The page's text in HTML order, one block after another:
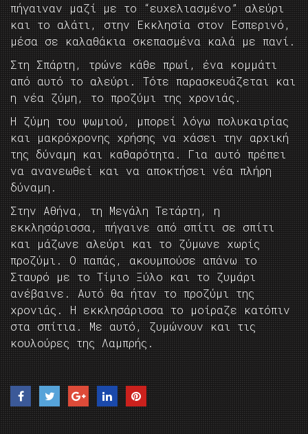
πήγαιναν μαζί με το “ευχελιασμένο” αλεύρι
και το αλάτι, στην Εκκλησία στον Εσπερινό,
μέσα σε καλαθάκια σκεπασμένα καλά με πανί.
Στη Σπάρτη, τρώνε κάθε πρωί, ένα κομμάτι
από αυτό το αλεύρι. Τότε παρασκευάζεται και
η νέα ζύμη, το προζύμι της χρονιάς.
Η ζύμη του ψωμιού, μπορεί λόγω πολυκαιρίας
και μακρόχρονης χρήσης να χάσει την αρχική
της δύναμη και καθαρότητα. Για αυτό πρέπει
να ανανεωθεί και να αποκτήσει νέα πλήρη
δύναμη.
Στην Αθήνα, τη Μεγάλη Τετάρτη, η
εκκλησάρισσα, πήγαινε από σπίτι σε σπίτι
και μάζωνε αλεύρι και το ζύμωνε χωρίς
προζύμι. Ο παπάς, ακουμπούσε απάνω το
Σταυρό με το Τίμιο Ξύλο και το ζυμάρι
ανέβαινε. Αυτό θα ήταν το προζύμι της
χρονιάς. Η εκκλησάρισσα το μοίραζε κατόπιν
στα σπίτια. Με αυτό, ζυμώνουν και τις
κουλούρες της Λαμπρής.